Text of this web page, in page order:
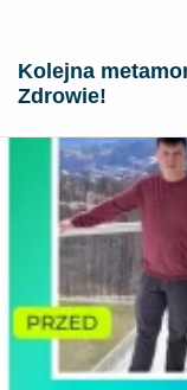
Kolejna
Zdrowie!